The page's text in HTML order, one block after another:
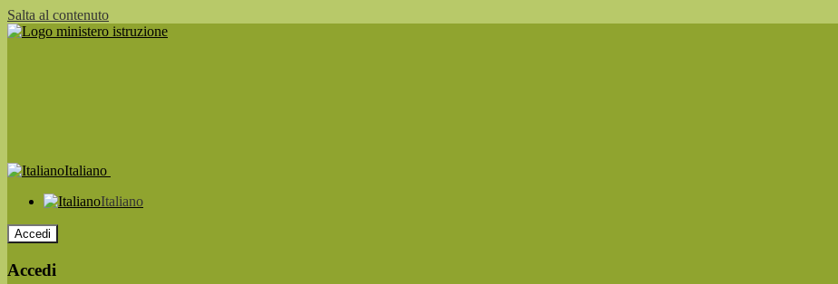
Salta al contenuto
Italiano
Italiano
Accedi
Accedi